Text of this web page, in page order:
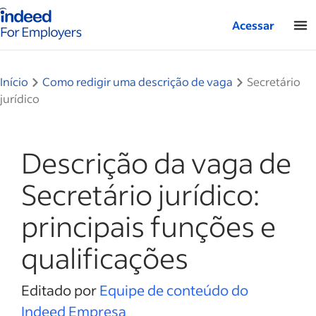
inicial do Indeed — Para empresas
Acessar
Início Como redigir uma descrição de vaga
Secretário
jurídico
Descrição da vaga de
Secretário jurídico:
principais funções e
qualificações
Editado porEquipe de conteúdo do
Indeed Empresa